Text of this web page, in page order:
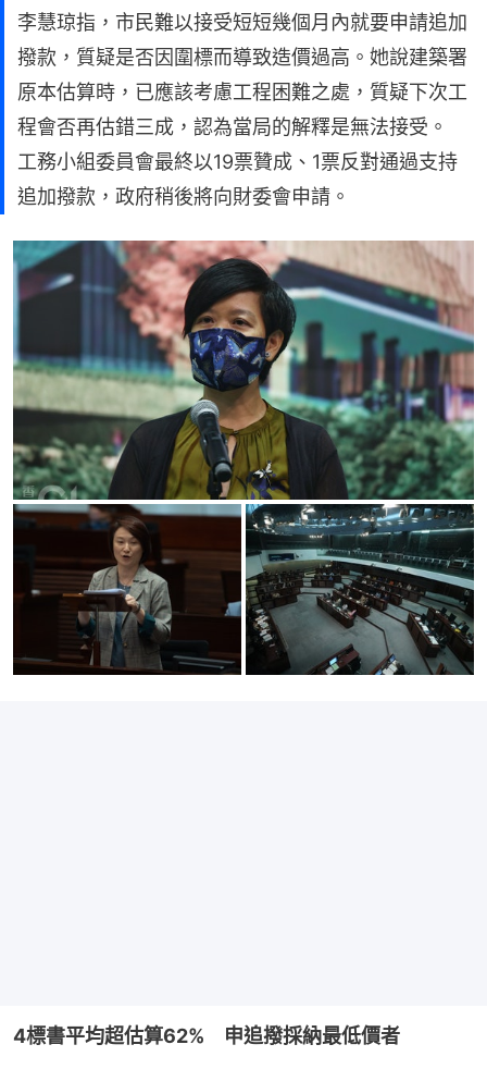
李慧琼指，市民難以接受短短幾個月內就要申請追加
撥款，質疑是否因圍標而導致造價過高。她說建築署
原本估算時，已應該考慮工程困難之處，質疑下次工
程會否再估錯三成，認為當局的解釋是無法接受。
工務小組委員會最終以19票贊成、1票反對通過支持
追加撥款，政府稍後將向財委會申請。
4標書平均超估算62%　申追撥採納最低價者